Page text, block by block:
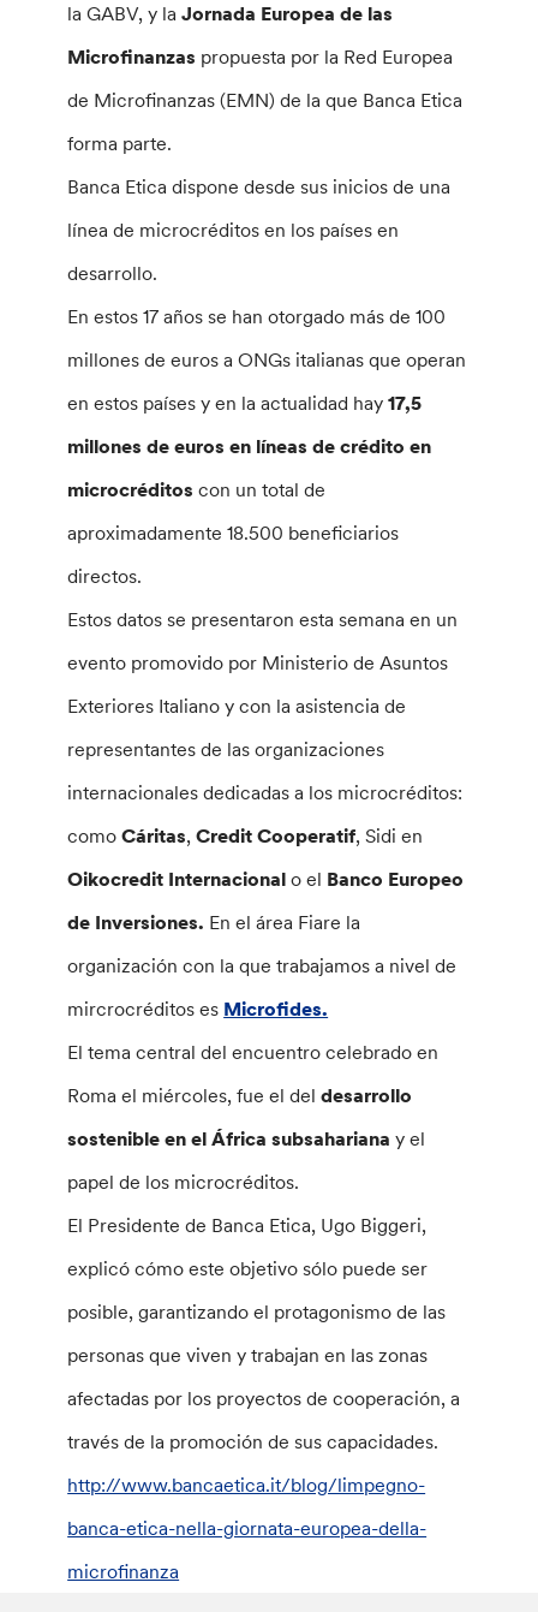
la GABV, y laJornada Europea de las
Microfinanzas propuesta por la Red Europea
de Microfinanzas (EMN) de la que Banca Etica
forma parte.
Banca Etica dispone desde sus inicios de una
línea de microcréditos en los países en
desarrollo.
En estos 17 años se han otorgado más de 100
millones de euros a ONGs italianas que operan
en estos países y en la actualidad hay17,5
millones de euros en líneas de crédito en
microcréditos con un total de
aproximadamente 18.500 beneficiarios
directos.
Estos datos se presentaron esta semana en un
evento promovido por Ministerio de Asuntos
Exteriores Italiano y con la asistencia de
representantes de las organizaciones
internacionales dedicadas a los microcréditos:
comoCáritas,Credit Cooperatif, Sidi en
Oikocredit Internacionalo el Banco Europeo
de Inversiones. En el área Fiare la
organización con la que trabajamos a nivel de
mircrocréditos es Microfides.
El tema central del encuentro celebrado en
Roma el miércoles, fue el del desarrollo
sostenible en el África subsaharianay el
papel de los microcréditos.
El Presidente de Banca Etica, Ugo Biggeri,
explicó cómo este objetivo sólo puede ser
posible, garantizando el protagonismo de las
personas que viven y trabajan en las zonas
afectadas por los proyectos de cooperación, a
través de la promoción de sus capacidades.
http://www.bancaetica.it/blog/limpegno-
banca-etica-nella-giornata-europea-della-
microfinanza